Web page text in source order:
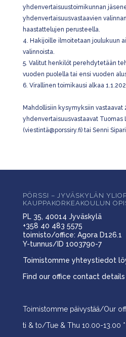
yhdenvertaisuustoimikunnan
yhdenvertaisuusvastaavien
haastattelujen perusteella.
4. Hakijoille ilmoitetaan joulukuun
valinnoista.
5. Valitut henkilöt perehdytetään
vuoden puolella tai ensi vuoden
6. Virallinen toimikausi alkaa
Mahdollisiin kysymyksiin vastaavat
yhdenvertaisuusvastaavat Tuomas
(viestintä@porssiry.fi) tai Senni
PÖRSSI – JYVÄSKYLÄN
KAUPPAKORKEAKOULUN
PL 35, 40014 Jyväskylä
+358 40 483 5575
toimisto/office: Agora D126.1
Y-tunnus/ID 1003790-7
Toimistomme yhteystiedot
Find our office contact details
Toimistomme päivystää/Our
ti & to/Tue & Thu 10.00-13.00 *